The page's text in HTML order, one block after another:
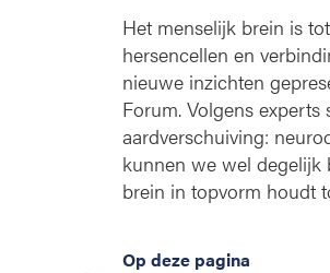
Het menselijk brein is
hersencellen en
nieuwe inzichten
Forum. Volgens
aardverschuiving:
kunnen we wel degelijk
brein in topvorm houdt
Op deze pagina